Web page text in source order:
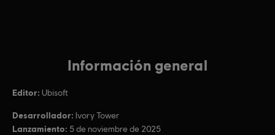
Información general
Editor: Ubisoft
Desarrollador: Ivory Tower
Lanzamiento: 5 de noviembre de 2025